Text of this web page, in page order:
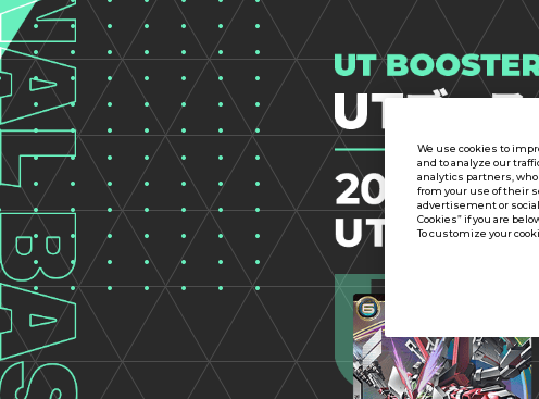
We use cookies to
and to analyze our
analytics partners,
from your use of their
advertisement or social
Cookies” if you are
To customize your